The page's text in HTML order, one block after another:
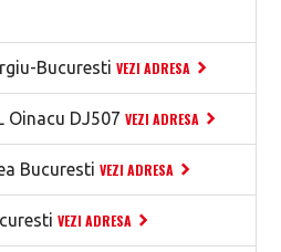
Bucuresti VEZI ADRESA
Oinacu DJ507 VEZI ADRESA
Bucuresti VEZI ADRESA
VEZI ADRESA